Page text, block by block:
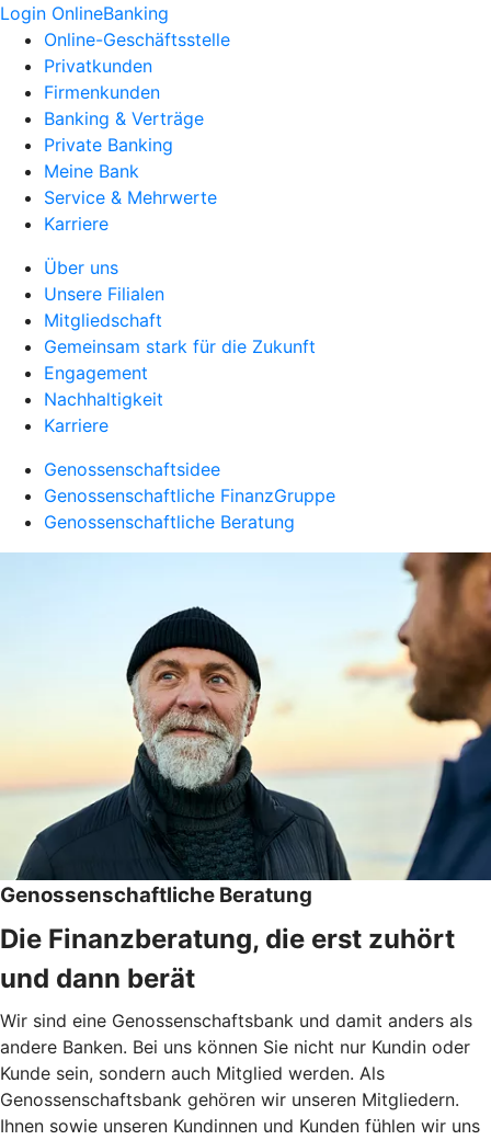
Login OnlineBanking
Online-Geschäftsstelle
Privatkunden
Firmenkunden
Banking & Verträge
Private Banking
Meine Bank
Service & Mehrwerte
Karriere
Über uns
Unsere Filialen
Mitgliedschaft
Gemeinsam stark für die Zukunft
Engagement
Nachhaltigkeit
Karriere
Genossenschaftsidee
Genossenschaftliche FinanzGruppe
Genossenschaftliche Beratung
Genossenschaftliche Beratung
Die Finanzberatung, die erst zuhört
und dann berät
Wir sind eine Genossenschaftsbank und damit anders als
andere Banken. Bei uns können Sie nicht nur Kundin oder
Kunde sein, sondern auch Mitglied werden. Als
Genossenschaftsbank gehören wir unseren Mitgliedern.
Ihnen sowie unseren Kundinnen und Kunden fühlen wir uns